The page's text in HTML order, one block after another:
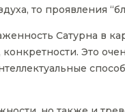
то проявления
Сатурна в
Это